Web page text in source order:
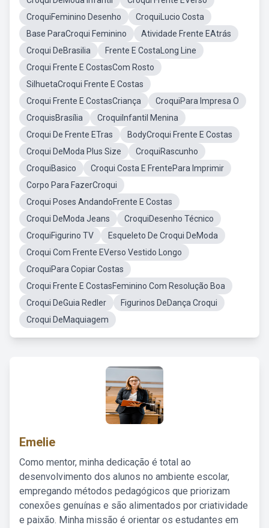
CroquiFeminino Desenho
CroquiLucio Costa
Base ParaCroqui Feminino
Atividade Frente EAtrás
Croqui DeBrasilia
Frente E CostaLong Line
Croqui Frente E CostasCom Rosto
SilhuetaCroqui Frente E Costas
Croqui Frente E CostasCriança
CroquiPara Impresa O
CroquisBrasília
CroquiInfantil Menina
Croqui De Frente ETras
BodyCroqui Frente E Costas
Croqui DeModa Plus Size
CroquiRascunho
CroquiBasico
Croqui Costa E FrentePara Imprimir
Corpo Para FazerCroqui
Croqui Poses AndandoFrente E Costas
Croqui DeModa Jeans
CroquiDesenho Técnico
CroquiFigurino TV
Esqueleto De Croqui DeModa
Croqui Com Frente EVerso Vestido Longo
CroquiPara Copiar Costas
Croqui Frente E CostasFeminino Com Resolução Boa
Croqui DeGuia Redler
Figurinos DeDança Croqui
Croqui DeMaquiagem
Emelie
Como mentor, minha dedicação é total ao
desenvolvimento dos alunos no ambiente escolar,
empregando métodos pedagógicos que priorizam
conexões genuínas e são alimentados por criatividade
e paixão. Minha missão é orientar os estudantes em